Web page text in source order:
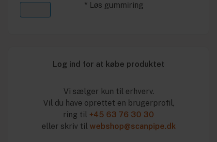
* Løs gummiring
Log ind for at købe produktet
Vi sælger kun til erhverv.
Vil du have oprettet en brugerprofil,
ring til +45 63 76 30 30
eller skriv til webshop@scanpipe.dk